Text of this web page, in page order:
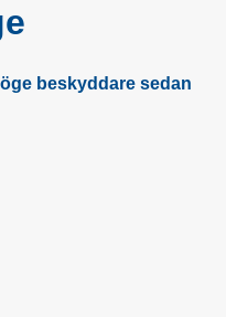
beskyddare sedan